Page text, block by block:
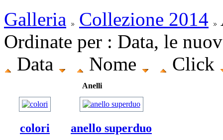
Galleria Collezione 2014
Ordinate per : Data, le
Data
Nome Click
Anelli
colori anello superduo